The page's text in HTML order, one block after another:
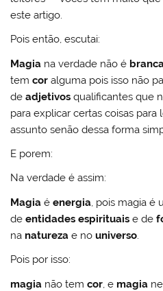
este artigo.
Pois então, escutai:
Magia na verdade não é
temcor alguma pois isso não
deadjetivos qualificantes que
para explicar certas coisas
assunto senão dessa forma
E porem:
Na verdade é assim:
Magia éenergia, pois magia é
deentidades espirituais e de
na naturezae nouniverso.
Pois por isso:
magia não temcor, e magia